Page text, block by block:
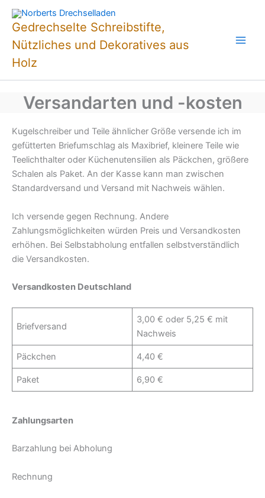
Zum
Inhalt
springen
Gedrechselte Schreibstifte,
Nützliches und Dekoratives aus
Holz
Versandarten und -kosten
Versand
Kugelschreiber und Teile ähnlicher Größe versende ich im
gefütterten Briefumschlag als Maxibrief, kleinere Teile wie
Teelichthalter oder Küchenutensilien als Päckchen, größere
Schalen als Paket. An der Kasse kann man zwischen
Standardversand und Versand mit Nachweis wählen.
Ich versende gegen Rechnung. Andere
Zahlungsmöglichkeiten würden Preis und Versandkosten
erhöhen. Bei Selbstabholung entfallen selbstverständlich
die Versandkosten.
Versandkosten Deutschland
Briefversand
3,00 € oder 5,25 € mit
Nachweis
Päckchen 4,40 €
Paket 6,90 €
Zahlungsarten
Barzahlung bei Abholung
Rechnung